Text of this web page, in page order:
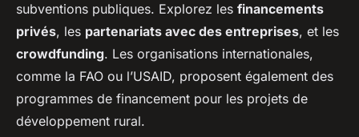
subventions publiques. Explorez les financements
privés, les partenariats avec des entreprises, et les
crowdfunding. Les organisations internationales,
comme la FAO ou l’USAID, proposent également des
programmes de financement pour les projets de
développement rural.